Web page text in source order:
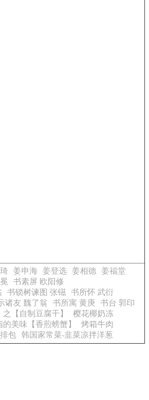
姜申海 姜登选 姜相德
姜福堂
书素屏 欧阳修
书锁树谏图 张镃
书所怀 武衍
诸友 魏了翁 书所寓 黄庚 书台 郭印
之【自制豆腐干】
樱花椰奶冻
的美味【香煎螃蟹】
烤箱牛肉
包 韩国家常菜-韭菜凉拌洋葱